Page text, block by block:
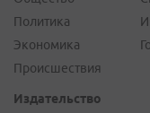
Политика
Экономика
Происшествия
Издательство